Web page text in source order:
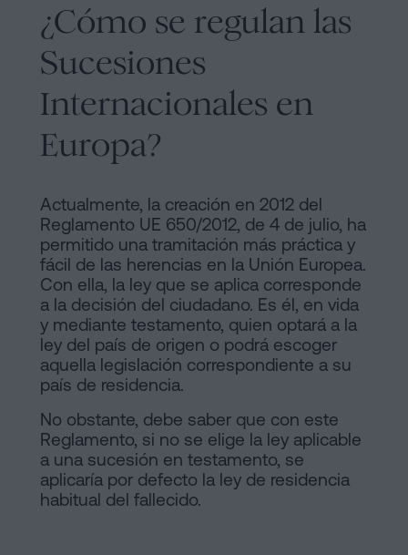
¿Cómo se regulan las
Sucesiones
Internacionales en
Europa?
Actualmente, la creación en 2012 del
Reglamento UE 650/2012, de 4 de julio, ha
permitido una tramitación más práctica y
fácil de las herencias en la Unión Europea.
Con ella, la ley que se aplica corresponde
a la decisión del ciudadano. Es él, en vida
y mediante testamento, quien optará a la
ley del país de origen o podrá escoger
aquella legislación correspondiente a su
país de residencia.
No obstante, debe saber que con este
Reglamento, si no se elige la ley aplicable
a una sucesión en testamento, se
aplicaría por defecto la ley de residencia
habitual del fallecido.